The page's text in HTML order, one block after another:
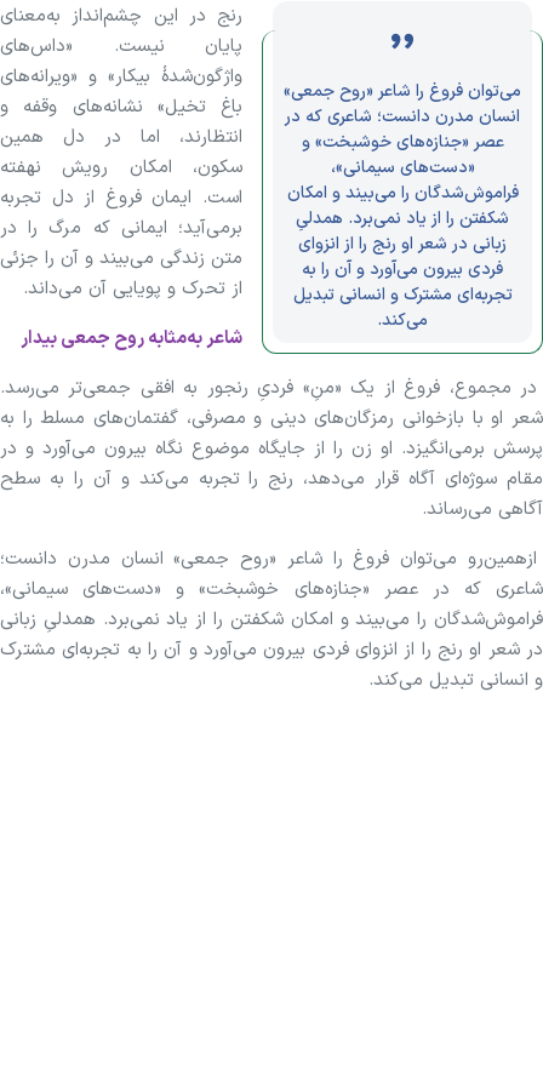
می‌توان فروغ را شاعر «روح جمعی»
انسان مدرن دانست؛ شاعری که در
عصر «جنازه‌های خوشبخت» و
«دست‌های سیمانی»،
فراموش‌شدگان را می‌بیند و امکان
شکفتن را از یاد نمی‌برد. همدلیِ
زبانی در شعر او رنج را از انزوای
فردی بیرون می‌آورد و آن را به
تجربه‌ای مشترک و انسانی تبدیل
می‌کند.
رنج در این چشم‌انداز به‌معنای
پایان نیست. «داس‌های
واژگون‌شدهٔ بیکار» و «ویرانه‌های
باغ تخیل» نشانه‌های وقفه و
انتظارند، اما در دل همین
سکون، امکان رویش نهفته
است. ایمان فروغ از دل تجربه
برمی‌آید؛ ایمانی که مرگ را در
متن زندگی می‌بیند و آن را جزئی
از تحرک و پویایی آن می‌داند.
شاعر به‌مثابه روح جمعی بیدار
در مجموع، فروغ از یک «منِ» فردیِ رنجور به افقی جمعی‌تر می‌رسد.
شعر او با بازخوانی رمزگان‌های دینی و مصرفی، گفتمان‌های مسلط را به
پرسش برمی‌انگیزد. او زن را از جایگاه موضوع نگاه بیرون می‌آورد و در
مقام سوژه‌ای آگاه قرار می‌دهد، رنج را تجربه می‌کند و آن را به سطح
آگاهی می‌رساند.
ازهمین‌رو می‌توان فروغ را شاعر «روح جمعی» انسان مدرن دانست؛
شاعری که در عصر «جنازه‌های خوشبخت» و «دست‌های سیمانی»،
فراموش‌شدگان را می‌بیند و امکان شکفتن را از یاد نمی‌برد. همدلیِ زبانی
در شعر او رنج را از انزوای فردی بیرون می‌آورد و آن را به تجربه‌ای مشترک
و انسانی تبدیل می‌کند.